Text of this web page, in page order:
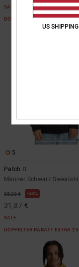
SALE
DOPPELTER RABATT EXTRA 25
5
Patch It
Männer Schwarz
85,00 € 63%
31,87 €
SALE
DOPPELTER RABATT EXTRA 25
US